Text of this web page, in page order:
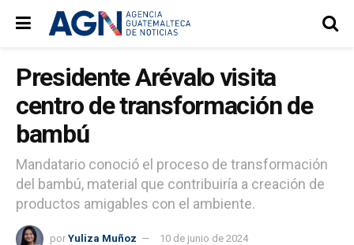
Presidente Arévalo visita
centro de transformación de
bambú
Mandatario conoció el proceso de transformación
del bambú, material que contribuiría a creación de
productos amigables con el ambiente.
por Yuliza Muñoz 10 de junio de 2024